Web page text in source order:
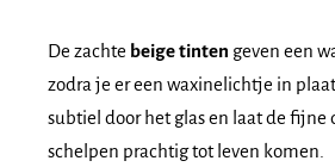
De zachte beige tinten geven een
zodra je er een waxinelichtje in
subtiel door het glas en laat de fijne
schelpen prachtig tot leven komen.